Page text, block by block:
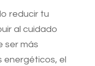
reducir tu
al cuidado
ser más
energéticos, el